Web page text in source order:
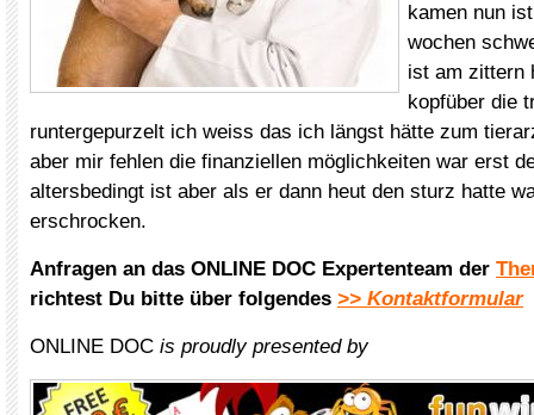
kamen nun
wochen
ist am zittern
kopfüber die
runtergepurzelt ich weiss das ich längst hätte zum
aber mir fehlen die finanziellen möglichkeiten war erst
altersbedingt ist aber als er dann heut den sturz hatte
erschrocken.
Anfragen an das ONLINE DOC Expertenteam der
richtest Du bitte über folgendes >> Kontaktformular
ONLINE DOC is proudly presented by